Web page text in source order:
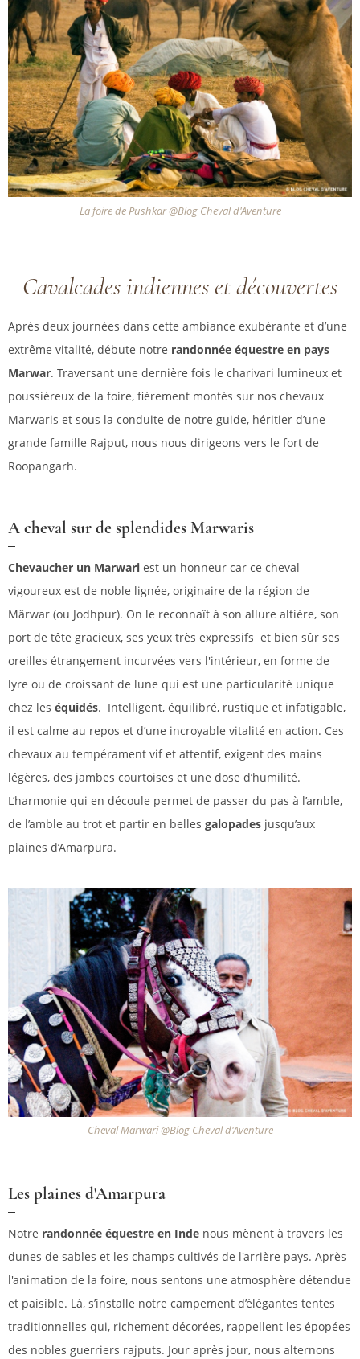
La foire de Pushkar @Blog Cheval d'Aventure
Cavalcades indiennes et découvertes
Après deux journées dans cette ambiance exubérante et d’une
extrême vitalité, débute notre randonnée équestre en pays
Marwar. Traversant une dernière fois le charivari lumineux et
poussiéreux de la foire, fièrement montés sur nos chevaux
Marwaris et sous la conduite de notre guide, héritier d’une
grande famille Rajput, nous nous dirigeons vers le fort de
Roopangarh.
A cheval sur de splendides Marwaris
Chevaucher un Marwari est un honneur car ce cheval
vigoureux est de noble lignée, originaire de la région de
Mârwar (ou Jodhpur). On le reconnaît à son allure altière, son
port de tête gracieux, ses yeux très expressifs et bien sûr ses
oreilles étrangement incurvées vers l'intérieur, en forme de
lyre ou de croissant de lune qui est une particularité unique
chez les équidés. Intelligent, équilibré, rustique et infatigable,
il est calme au repos et d’une incroyable vitalité en action. Ces
chevaux au tempérament vif et attentif, exigent des mains
légères, des jambes courtoises et une dose d’humilité.
L’harmonie qui en découle permet de passer du pas à l’amble,
de l’amble au trot et partir en belles galopades jusqu’aux
plaines d’Amarpura.
Cheval Marwari @Blog Cheval d'Aventure
Les plaines d'Amarpura
Notre randonnée équestre en Inde nous mènent à travers les
dunes de sables et les champs cultivés de l'arrière pays. Après
l'animation de la foire, nous sentons une atmosphère détendue
et paisible. Là, s’installe notre campement d’élégantes tentes
traditionnelles qui, richement décorées, rappellent les épopées
des nobles guerriers rajputs. Jour après jour, nous alternons